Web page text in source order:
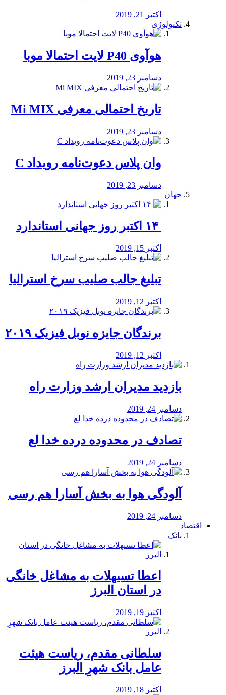
اکتبر 21, 2019
تکنولوژی
هوآوی P40 لایت احتمالا موبا
دسامبر 23, 2019
تاریخ احتمالی معرفی Mi MIX
دسامبر 23, 2019
وان پلاس دعوت‌نامه رویداد C
دسامبر 23, 2019
جهان
اکتبر 15, 2019
تبلیغ جالب صلیب سرخ استرالیا
اکتبر 12, 2019
برندگان جایزه نوبل فیزیک ۲۰۱۹
اکتبر 12, 2019
بازدید مدیران ارشد وزارت راه
دسامبر 24, 2019
تصادف در محدوده درده خدا لع
دسامبر 24, 2019
آلودگی هوا به بخش آسارا هم رسی
دسامبر 24, 2019
اقتصاد
بانک
️اعطا تسیهلات به مشاغل خانگی
در استان البرز
اکتبر 19, 2019
سلطانی مقدم، ریاست هیئت
عامل بانک شهرِ البرز
اکتبر 18, 2019